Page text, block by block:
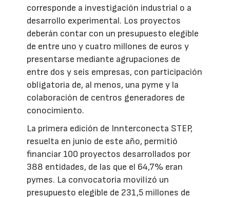
corresponde a investigación industrial o a
desarrollo experimental. Los proyectos
deberán contar con un presupuesto elegible
de entre uno y cuatro millones de euros y
presentarse mediante agrupaciones de
entre dos y seis empresas, con participación
obligatoria de, al menos, una pyme y la
colaboración de centros generadores de
conocimiento.
La primera edición de Innterconecta STEP,
resuelta en junio de este año, permitió
financiar 100 proyectos desarrollados por
388 entidades, de las que el 64,7% eran
pymes. La convocatoria movilizó un
presupuesto elegible de 231,5 millones de